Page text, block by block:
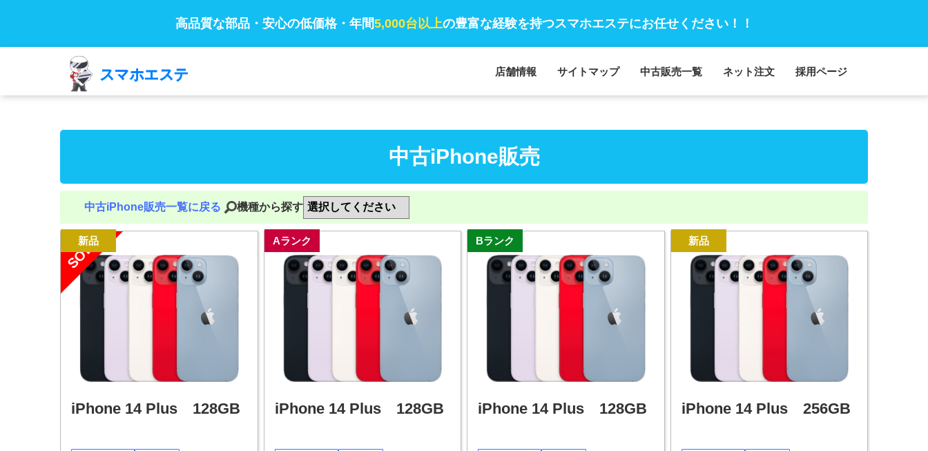
高品質な部品・安心の低価格・年間5,000台以上の豊富な経験を持つスマホエステにお任せください！！
店舗情報 サイトマップ 中古販売一覧 ネット注文 採用ページ
中古iPhone販売
中古iPhone販売一覧に戻る 機種から探す
SOLD
新品
iPhone 14 Plus 128GB
Aランク
iPhone 14 Plus 128GB
Bランク
iPhone 14 Plus 128GB
新品
iPhone 14 Plus 256GB